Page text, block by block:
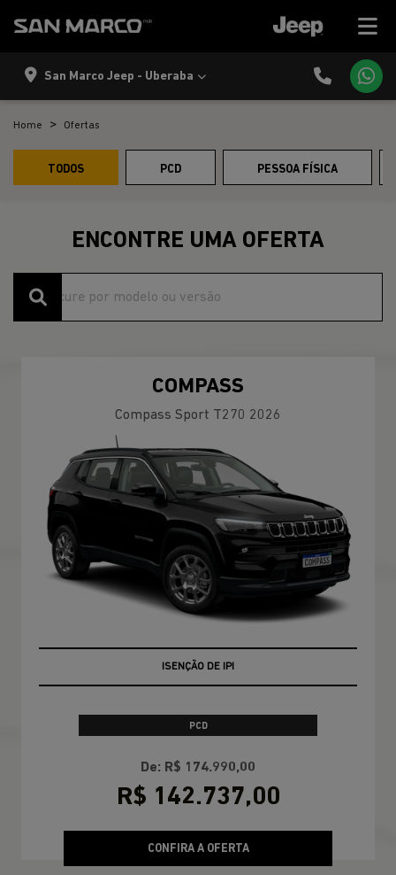
San Marco Jeep - Uberaba
Home Ofertas
TODOS PCD PESSOA FÍSICA
ENCONTRE UMA OFERTA
COMPASS
Compass Sport T270 2026
ISENÇÃO DE IPI
PCD
De: R$ 174.990,00
R$ 142.737,00
CONFIRA A OFERTA